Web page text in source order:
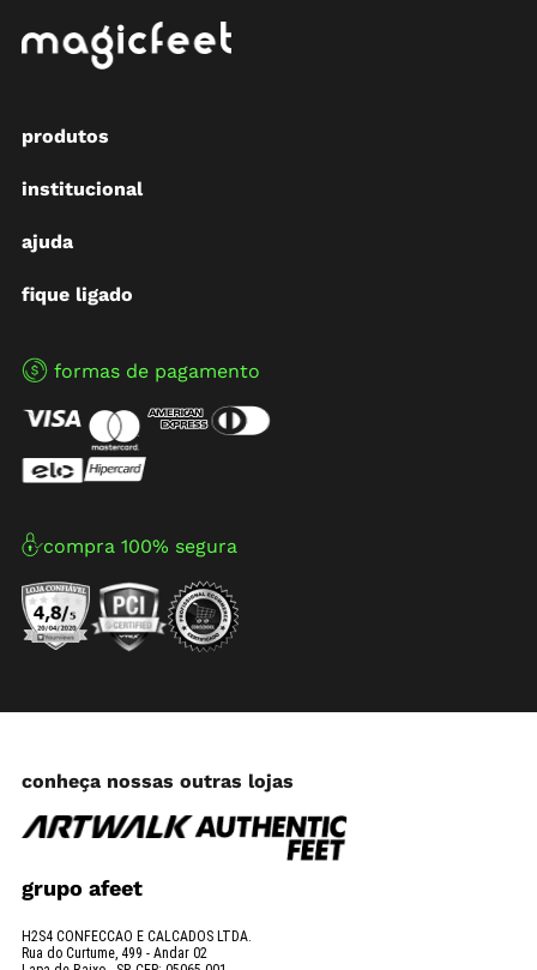
produtos
institucional
ajuda
fique ligado
formas de pagamento
compra 100% segura
conheça nossas outras lojas
grupo afeet
H2S4 CONFECCAO E CALCADOS LTDA.
Rua do Curtume, 499 - Andar 02